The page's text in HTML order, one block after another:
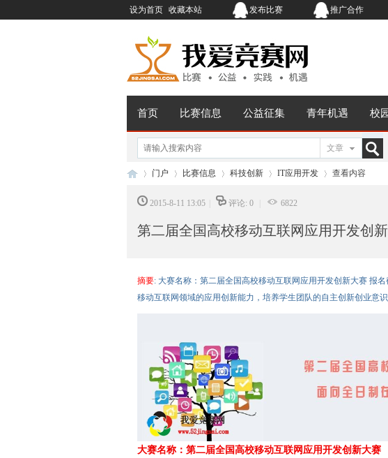
设为首页 收藏本站 发布比赛 推广合作
首页 比赛信息 公益征集 青年机遇 校
文章
索
›
门户
›
比赛信息
›
科技创新
›
IT应用开发
›
查看内容
2015-8-11 13:05 评论: 0 6822
第二届全国高校移动互联网应用开发创
摘要: 大赛名称：第二届全国高校移动互联网应用开发创新大赛 报
移动互联网领域的应用创新能力，培养学生团队的自主创新创业意
大赛名称：第二届全国高校移动互联网应用开发创新大赛